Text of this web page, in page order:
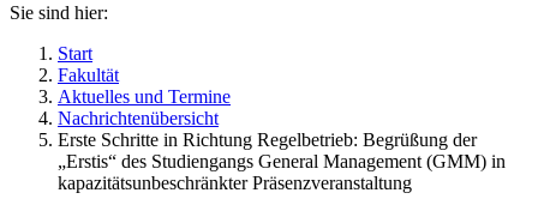
Sie sind hier:
Start
Fakultät
Aktuelles und Termine
Nachrichtenübersicht
Erste Schritte in Richtung Regelbetrieb: Begrüßung der
„Erstis“ des Studiengangs General Management (GMM) in
kapazitätsunbeschränkter Präsenzveranstaltung